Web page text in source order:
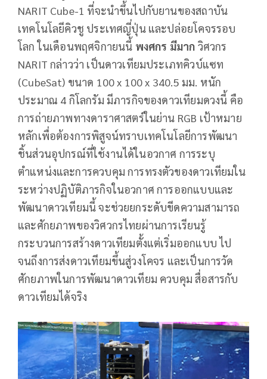
NARIT Cube-1 ที่จะนำขึ้นไปกับยานของสถาบัน
เทคโนโลยีคิวชู ประเทศญี่ปุ่น และปล่อยโคจรรอบ
โลก ในเดือนพฤศจิกายนนี้ พงศกร มีมาก วิศวกร
NARIT กล่าวว่า เป็นดาวเทียมประเภทคิวบ์แซท
(CubeSat) ขนาด 100 x 100 x 340.5 มม. หนัก
ประมาณ 4 กิโลกรัม มีภารกิจของดาวเทียมดวงนี้ คือ
การถ่ายภาพทางดาราศาสตร์ในย่าน RGB เป้าหมาย
หลักเพื่อต้องการพิสูจน์ทราบเทคโนโลยีการพัฒนา
ชิ้นส่วนอุปกรณ์ที่ใช้งานได้ในอวกาศ การระบุ
ตำแหน่งและการควบคุม การทรงตัวของดาวเทียมใน
ระหว่างปฏิบัติภารกิจในอวกาศ การออกแบบและ
พัฒนาดาวเทียมนี้ จะช่วยยกระดับขีดความสามารถ
และศักยภาพของวิศวกรไทยผ่านการเรียนรู้
กระบวนการสร้างดาวเทียมตั้งแต่เริ่มออกแบบ ไป
จนถึงการส่งดาวเทียมขึ้นสู่วงโคจร และเป็นการวัด
ศักยภาพในการพัฒนาดาวเทียม ควบคุม สื่อสารกับ
ดาวเทียมได้จริง